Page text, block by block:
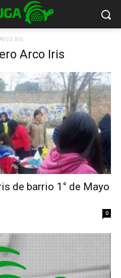
Iris
Arco Iris
de barrio 1° de Mayo
0